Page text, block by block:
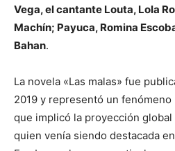
Vega, el cantante Louta, Lola
Machín; Payuca, Romina
Bahan.
La novela «Las malas» fue
2019 y representó un
que implicó la proyección global
quien venía siendo destacada